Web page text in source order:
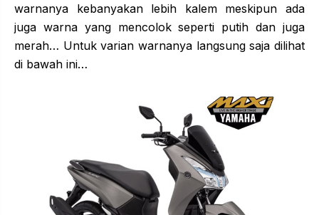
warnanya kebanyakan lebih kalem meskipun ada
juga warna yang mencolok seperti putih dan juga
merah… Untuk varian warnanya langsung saja dilihat
di bawah ini…